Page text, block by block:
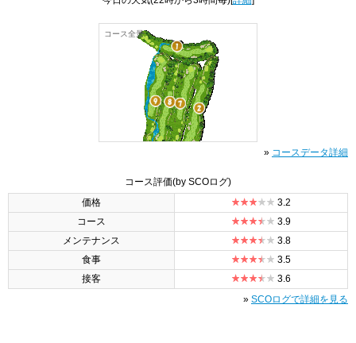
コース全景
» コースデータ詳細
コース評価(by SCOログ)
価格
3.2
コース
3.9
メンテナンス
3.8
食事
3.5
接客
3.6
» SCOログで詳細を見る